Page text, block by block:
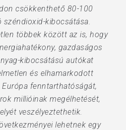
csökkenthető 80-100
széndioxid-kibocsátása.
többek között az is, hogy
gazdaságos
kibocsátású autókat
és elhamarkodott
fenntarthatóságát,
millióinak megélhetését,
veszélyeztethetik.
lehetnek egy